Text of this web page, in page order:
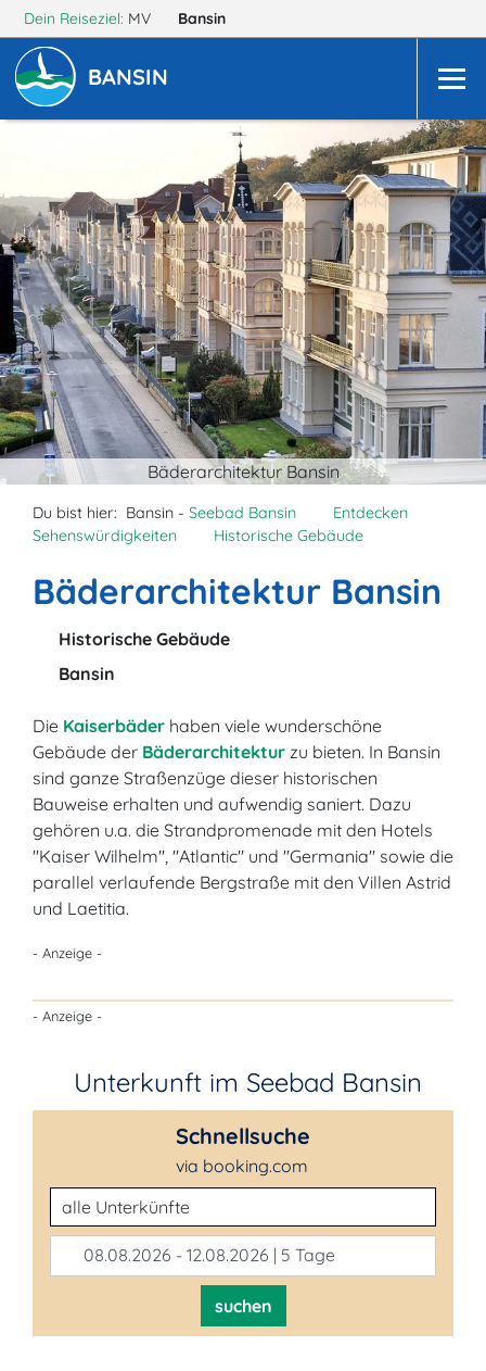
Dein Reiseziel: MV Bansin
BANSIN
Bäderarchitektur Bansin
Du bist hier: Bansin - Seebad Bansin
Entdecken
Sehenswürdigkeiten
Historische Gebäude
Bäderarchitektur Bansin
Historische Gebäude
Bansin
Die Kaiserbäder haben viele wunderschöne
Gebäude der Bäderarchitektur zu bieten. In Bansin
sind ganze Straßenzüge dieser historischen
Bauweise erhalten und aufwendig saniert. Dazu
gehören u.a. die Strandpromenade mit den Hotels
"Kaiser Wilhelm", "Atlantic" und "Germania" sowie die
parallel verlaufende Bergstraße mit den Villen Astrid
und Laetitia.
- Anzeige -
- Anzeige -
Unterkunft im Seebad Bansin
Schnellsuche
via booking.com
Unterkunftsart
08.08.2026 - 12.08.2026 | 5 Tage
suchen